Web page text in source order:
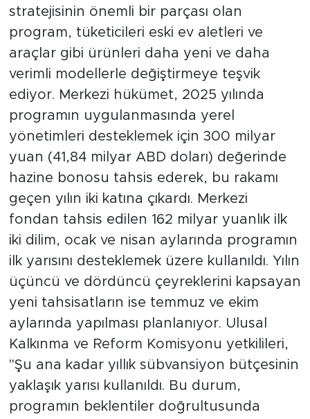
stratejisinin önemli bir parçası olan
program, tüketicileri eski ev aletleri ve
araçlar gibi ürünleri daha yeni ve daha
verimli modellerle değiştirmeye teşvik
ediyor. Merkezi hükümet, 2025 yılında
programın uygulanmasında yerel
yönetimleri desteklemek için 300 milyar
yuan (41,84 milyar ABD doları) değerinde
hazine bonosu tahsis ederek, bu rakamı
geçen yılın iki katına çıkardı. Merkezi
fondan tahsis edilen 162 milyar yuanlık ilk
iki dilim, ocak ve nisan aylarında programın
ilk yarısını desteklemek üzere kullanıldı. Yılın
üçüncü ve dördüncü çeyreklerini kapsayan
yeni tahsisatların ise temmuz ve ekim
aylarında yapılması planlanıyor. Ulusal
Kalkınma ve Reform Komisyonu yetkilileri,
"Şu ana kadar yıllık sübvansiyon bütçesinin
yaklaşık yarısı kullanıldı. Bu durum,
programın beklentiler doğrultusunda